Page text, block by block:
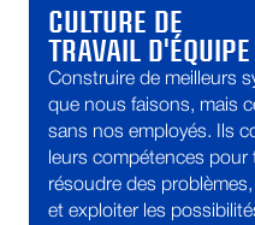
CULTURE DE
TRAVAIL D'ÉQUIPE
Construire de meilleurs
que nous faisons, mais
sans nos employés. Ils
leurs compétences pour
résoudre des
et exploiter les